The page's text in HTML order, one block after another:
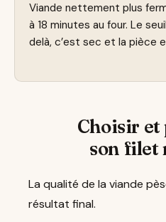
Viande nettement plus
à 18 minutes au four. Le
delà, c’est sec et la pièce
Choisir
son filet
La qualité de la viande
résultat final.